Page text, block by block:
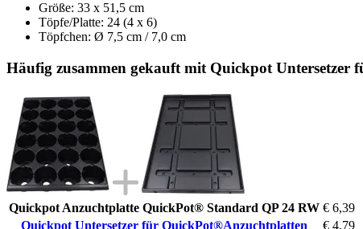
Größe: 33 x 51,5 cm
Töpfe/Platte: 24 (4 x 6)
Töpfchen: Ø 7,5 cm / 7,0 cm
Häufig zusammen gekauft mit Quickpot
Quickpot Anzuchtplatte QuickPot® Standard QP 24 RW € 6,39
Quickpot Untersetzer für QuickPot®Anzuchtplatten
€ 4,79